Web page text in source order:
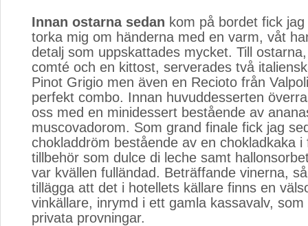
Innan ostarna sedan kom på bordet fick
torka mig om händerna med en varm, våt
detalj som uppskattades mycket. Till
comté och en kittost, serverades två
Pinot Grigio men även en Recioto från
perfekt combo. Innan huvuddesserten
oss med en minidessert bestående av
muscovadorom. Som grand finale fick jag
chokladdröm bestående av en chokladkaka i
tillbehör som dulce di leche samt
var kvällen fulländad. Beträffande vinerna,
tillägga att det i hotellets källare finns en
vinkällare, inrymd i ett gamla kassavalv,
privata provningar.